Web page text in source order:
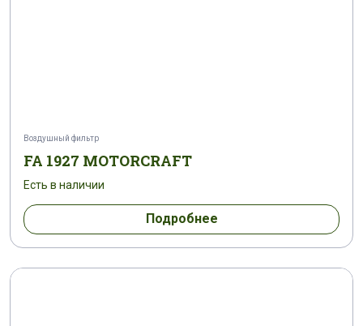
Воздушный фильтр
FA 1927 MOTORCRAFT
Есть в наличии
Подробнее